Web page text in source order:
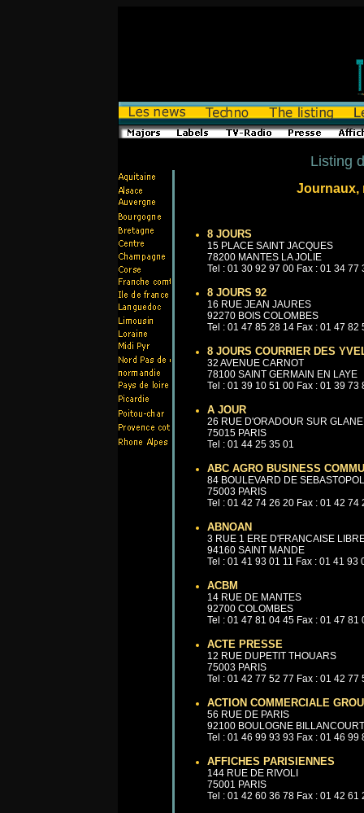
Listing
Journaux,
8 JOURS
15 PLACE SAINT JACQUES
78200 MANTES LA JOLIE
Tel : 01 30 92 97 00 Fax : 01 34 77
8 JOURS 92
16 RUE JEAN JAURES
92270 BOIS COLOMBES
Tel : 01 47 85 28 14 Fax : 01 47 82
8 JOURS COURRIER DES
32 AVENUE CARNOT
78100 SAINT GERMAIN EN LAYE
Tel : 01 39 10 51 00 Fax : 01 39 73
A JOUR
26 RUE D'ORADOUR SUR GLANE
75015 PARIS
Tel : 01 44 25 35 01
ABC AGRO BUSINESS
84 BOULEVARD DE SEBASTOPOL
75003 PARIS
Tel : 01 42 74 26 20 Fax : 01 42 74
ABNOAN
3 RUE 1 ERE D'FRANCAISE
94160 SAINT MANDE
Tel : 01 41 93 01 11 Fax : 01 41 93
ACBM
14 RUE DE MANTES
92700 COLOMBES
Tel : 01 47 81 04 45 Fax : 01 47 81
ACTE PRESSE
12 RUE DUPETIT THOUARS
75003 PARIS
Tel : 01 42 77 52 77 Fax : 01 42 77
ACTION COMMERCIALE
56 RUE DE PARIS
92100 BOULOGNE BILLANCOURT
Tel : 01 46 99 93 93 Fax : 01 46 99
AFFICHES PARISIENNES
144 RUE DE RIVOLI
75001 PARIS
Tel : 01 42 60 36 78 Fax : 01 42 61